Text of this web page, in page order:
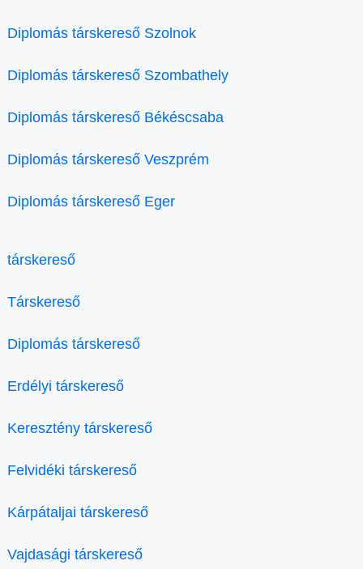
Diplomás társkereső Szolnok
Diplomás társkereső Szombathely
Diplomás társkereső Békéscsaba
Diplomás társkereső Veszprém
Diplomás társkereső Eger
társkereső
Társkereső
Diplomás társkereső
Erdélyi társkereső
Keresztény társkereső
Felvidéki társkereső
Kárpátaljai társkereső
Vajdasági társkereső